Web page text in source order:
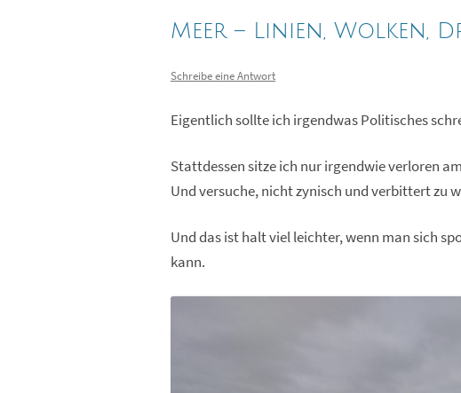
Meer – Linien, Wolken,
Schreibe eine Antwort
Eigentlich sollte ich irgendwas Politisches
Stattdessen sitze ich nur irgendwie verloren
Und versuche, nicht zynisch und verbittert zu
Und das ist halt viel leichter, wenn man sich
kann.